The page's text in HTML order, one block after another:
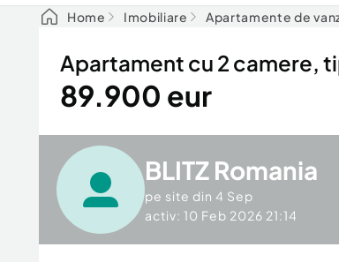
Home Imobiliare Apartamente de
Apartament cu 2 camere,
89.900 eur
BLITZ Romania
pe site din 4 Sep
activ: 10 Feb 2026 21:14